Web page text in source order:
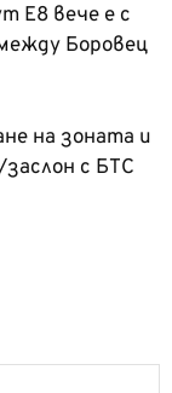
Е8 вече е с
Боровец
на зоната и
с БТС